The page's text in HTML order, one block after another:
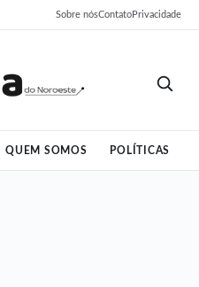
Sobre nósContatoPrivacidade
QUEM SOMOS POLÍTICAS